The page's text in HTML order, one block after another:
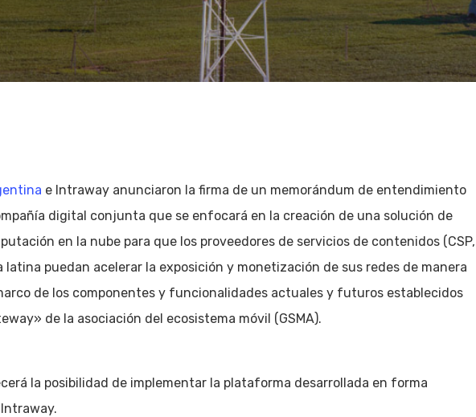
to close
e Intraway anunciaron la firma de un memorándum de entendimiento
digital conjunta que se enfocará en la creación de una solución de
en la nube para que los proveedores de servicios de contenidos (CSP,
latina puedan acelerar la exposición y monetización de sus redes de manera
de los componentes y funcionalidades actuales y futuros establecidos
de la asociación del ecosistema móvil (GSMA).
la posibilidad de implementar la plataforma desarrollada en forma